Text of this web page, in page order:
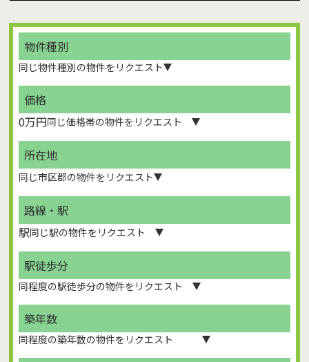
物件種別
価格
0万円
所在地
路線・駅
駅
駅徒歩分
築年数